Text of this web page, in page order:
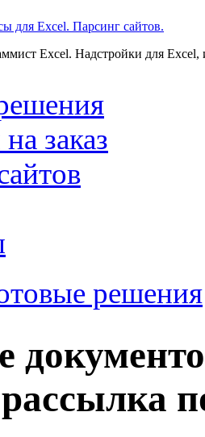
для Excel. Парсинг сайтов.
Excel. Надстройки для Excel,
заказ
решения